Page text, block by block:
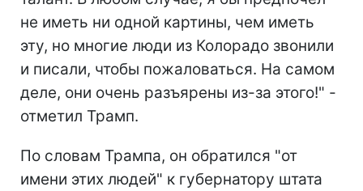
не иметь ни одной картины, чем иметь
эту, но многие люди из Колорадо звонили
и писали, чтобы пожаловаться. На самом
деле, они очень разъярены из-за этого!" -
отметил Трамп.
По словам Трампа, он обратился "от
имени этих людей" к губернатору штата